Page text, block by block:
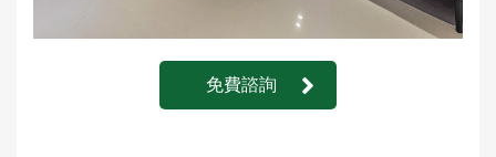
免費諮詢